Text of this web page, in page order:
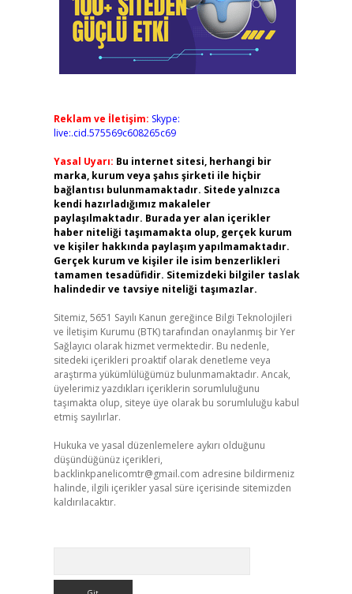
Reklam ve İletişim: Skype:
live:.cid.575569c608265c69
Yasal Uyarı: Bu internet sitesi, herhangi bir
marka, kurum veya şahıs şirketi ile hiçbir
bağlantısı bulunmamaktadır. Sitede yalnızca
kendi hazırladığımız makaleler
paylaşılmaktadır. Burada yer alan içerikler
haber niteliği taşımamakta olup, gerçek kurum
ve kişiler hakkında paylaşım yapılmamaktadır.
Gerçek kurum ve kişiler ile isim benzerlikleri
tamamen tesadüfidir. Sitemizdeki bilgiler taslak
halindedir ve tavsiye niteliği taşımazlar.
Sitemiz, 5651 Sayılı Kanun gereğince Bilgi Teknolojileri
ve İletişim Kurumu (BTK) tarafından onaylanmış bir Yer
Sağlayıcı olarak hizmet vermektedir. Bu nedenle,
sitedeki içerikleri proaktif olarak denetleme veya
araştırma yükümlülüğümüz bulunmamaktadır. Ancak,
üyelerimiz yazdıkları içeriklerin sorumluluğunu
taşımakta olup, siteye üye olarak bu sorumluluğu kabul
etmiş sayılırlar.
Hukuka ve yasal düzenlemelere aykırı olduğunu
düşündüğünüz içerikleri,
backlinkpanelicomtr@gmail.com adresine bildirmeniz
halinde, ilgili içerikler yasal süre içerisinde sitemizden
kaldırılacaktır.